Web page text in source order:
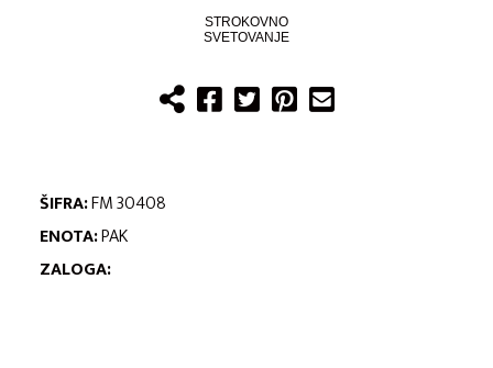
STROKOVNO
SVETOVANJE
ŠIFRA:FM 30408
ENOTA:PAK
ZALOGA: